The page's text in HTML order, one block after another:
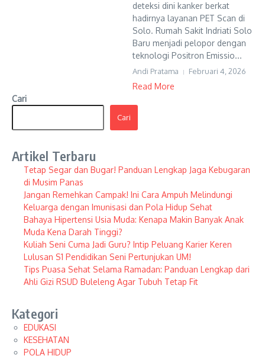
deteksi dini kanker berkat
hadirnya layanan PET Scan di
Solo. Rumah Sakit Indriati Solo
Baru menjadi pelopor dengan
teknologi Positron Emissio...
Andi Pratama Februari 4, 2026
Read More
Cari
Cari
Artikel Terbaru
Tetap Segar dan Bugar! Panduan Lengkap Jaga Kebugaran
di Musim Panas
Jangan Remehkan Campak! Ini Cara Ampuh Melindungi
Keluarga dengan Imunisasi dan Pola Hidup Sehat
Bahaya Hipertensi Usia Muda: Kenapa Makin Banyak Anak
Muda Kena Darah Tinggi?
Kuliah Seni Cuma Jadi Guru? Intip Peluang Karier Keren
Lulusan S1 Pendidikan Seni Pertunjukan UM!
Tips Puasa Sehat Selama Ramadan: Panduan Lengkap dari
Ahli Gizi RSUD Buleleng Agar Tubuh Tetap Fit
Kategori
EDUKASI
KESEHATAN
POLA HIDUP